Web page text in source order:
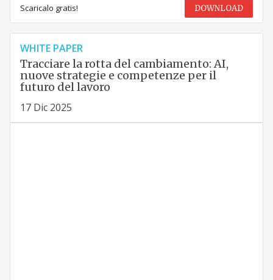
Scaricalo gratis! DOWNLOAD
WHITE PAPER
Tracciare la rotta del cambiamento: AI,
nuove strategie e competenze per il
futuro del lavoro
17 Dic 2025